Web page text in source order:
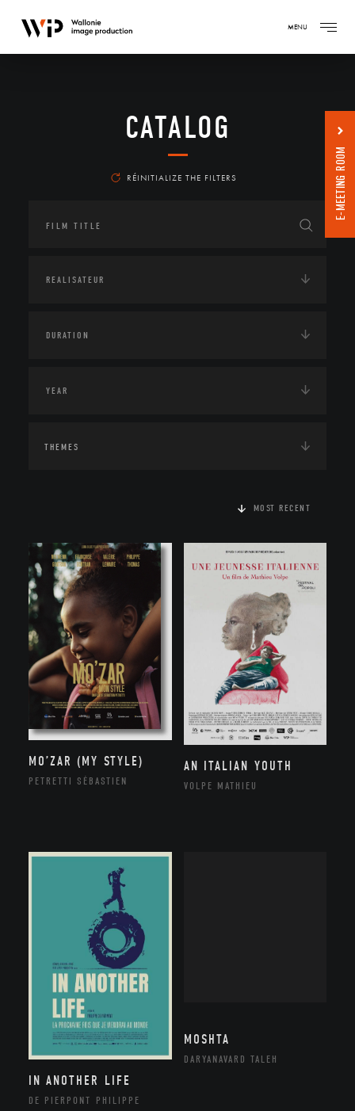
MENU
CATALOG
RÉINITIALIZE THE FILTERS
THEMES
MOST RECENT
MO’ZAR (MY STYLE)
PETRETTI SÉBASTIEN
AN ITALIAN YOUTH
VOLPE MATHIEU
IN ANOTHER LIFE
DE PIERPONT PHILIPPE
MOSHTA
DARYANAVARD TALEH
E-MEETING ROOM